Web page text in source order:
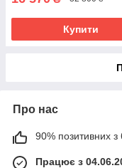
Купити
Про нас
90% позитивних з
Працює з